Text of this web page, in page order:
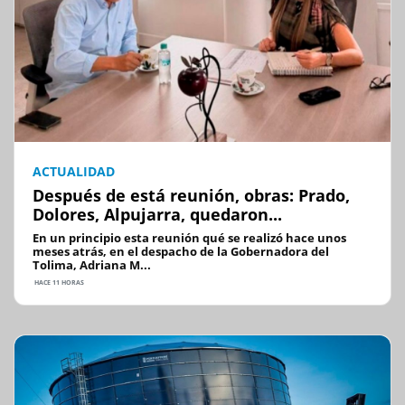
ACTUALIDAD
Después de está reunión, obras: Prado,
Dolores, Alpujarra, quedaron...
En un principio esta reunión qué se realizó hace unos
meses atrás, en el despacho de la Gobernadora del
Tolima, Adriana M...
HACE 11 HORAS